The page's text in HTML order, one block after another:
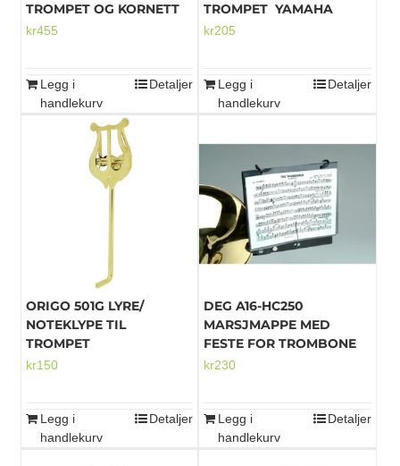
TROMPET OG KORNETT
kr455
Legg i
handlekurv
Detaljer
TROMPET YAMAHA
kr205
Legg i
handlekurv
Detaljer
ORIGO 501G LYRE/
NOTEKLYPE TIL
TROMPET
kr150
Legg i
handlekurv
Detaljer
DEG A16-HC250
MARSJMAPPE MED
FESTE FOR TROMBONE
kr230
Legg i
handlekurv
Detaljer